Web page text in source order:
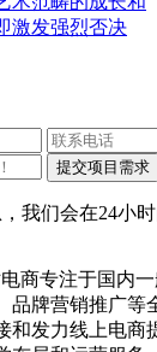
激发强烈否决
我们会在24小时
商专注于国内
品牌营销推广等
和发力线上电商